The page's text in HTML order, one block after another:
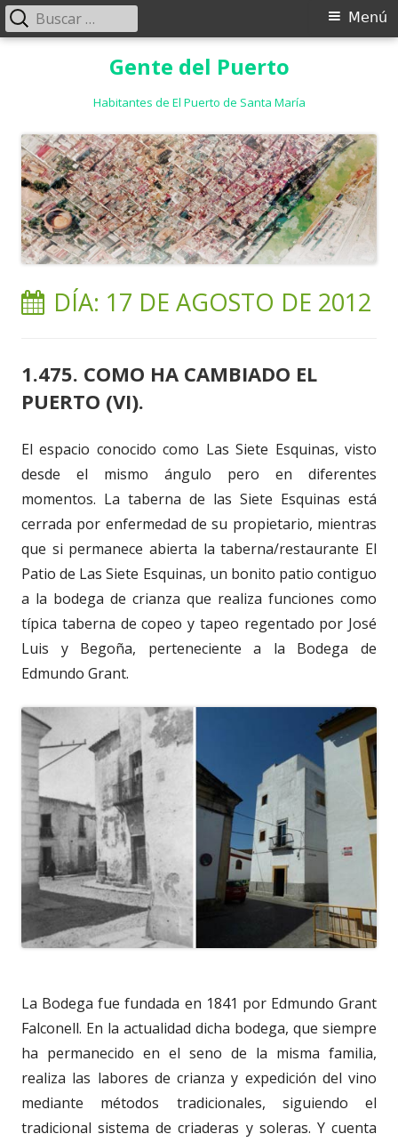
Gente del Puerto
Habitantes de El Puerto de Santa María
Menú
Menú
Buscar:
DÍA: 17 DE AGOSTO DE 2012
1.475. COMO HA CAMBIADO EL
PUERTO (VI).
El espacio conocido como Las Siete Esquinas, visto
desde el mismo ángulo pero en diferentes
momentos. La taberna de las Siete Esquinas está
cerrada por enfermedad de su propietario, mientras
que si permanece abierta la taberna/restaurante El
Patio de Las Siete Esquinas, un bonito patio contiguo
a la bodega de crianza que realiza funciones como
típica taberna de copeo y tapeo regentado por José
Luis y Begoña, perteneciente a la Bodega de
Edmundo Grant.
La Bodega fue fundada en 1841 por Edmundo Grant
Falconell. En la actualidad dicha bodega, que siempre
ha permanecido en el seno de la misma familia,
realiza las labores de crianza y expedición del vino
mediante métodos tradicionales, siguiendo el
tradicional sistema de criaderas y soleras. Y cuenta